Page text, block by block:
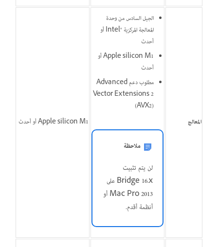
المعالج
الجيل السادس من وحدة
المعالجة المركزيةIntel® ‎ أو
أحدث
Apple silicon M1 أو
أحدث
مطلوب دعم Advanced
Vector Extensions 2
‏(AVX2)
ملاحظة
لن يتم تثبيت
Bridge 16.x على
Mac Pro 2013 أو
أنظمة أقدم.
Apple silicon M1 أو أحدث